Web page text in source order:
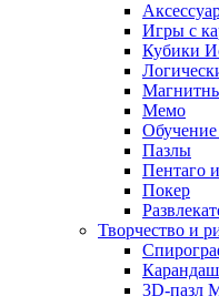
Игры с
Кубики
Мемо
Обучение
Пазлы
Пентаго
Покер
Творчество и
3D-пазл